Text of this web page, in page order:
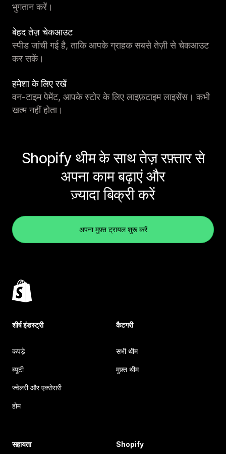
भुगतान करें।
बेहद तेज़ चेकआउट
स्पीड जांची गई है, ताकि आपके ग्राहक सबसे तेज़ी से चेकआउट
कर सकें।
हमेशा के लिए रखें
वन-टाइम पेमेंट, आपके स्टोर के लिए लाइफ़टाइम लाइसेंस। कभी
खत्म नहीं होता।
Shopify थीम के साथ तेज़ रफ़्तार से
अपना काम बढ़ाएं और
ज़्यादा बिक्री करें
अपना मुफ़्त ट्रायल शुरू करें
शीर्ष इंडस्ट्री
कपड़े
ब्यूटी
ज्वेलरी और एक्सेसरी
होम
कैटगरी
सभी थीम
मुफ़्त थीम
सहायता Shopify